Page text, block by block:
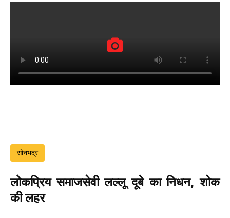
सोनभद्र
लोकप्रिय समाजसेवी लल्लू दूबे का निधन, शोक
की लहर